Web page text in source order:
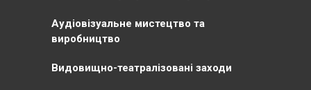
Аудіовізуальне мистецтво та
виробництво
Видовищно-театралізовані заходи